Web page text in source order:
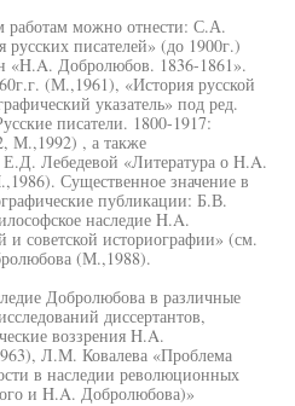
можно отнести: С.А.
писателей» (до 1900г.)
Добролюбов. 1836-1861».
(М.,1961), «История русской
указатель» под ред.
писатели. 1800-1917:
М.,1992) , а также
Е.Д. Лебедевой «Литература о H.A.
Существенное значение в
публикации: Б.В.
наследие H.A.
и советской историографии» (см.
(М.,1988).
Добролюбова в различные
диссертантов,
воззрения H.A.
Л.М. Ковалева «Проблема
в наследии революционных
и H.A. Добролюбова)»